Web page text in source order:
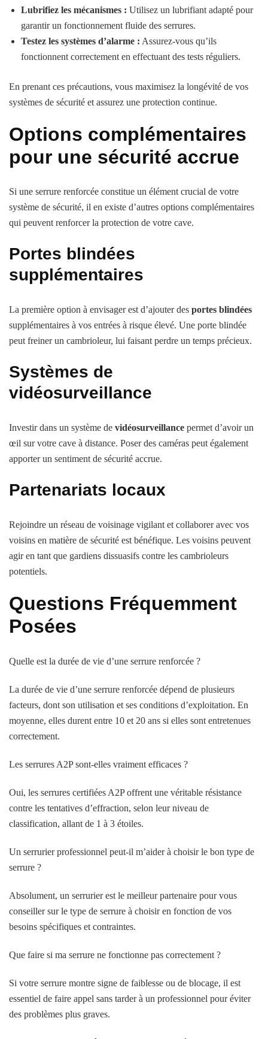
Lubrifiez les mécanismes : Utilisez un lubrifiant adapté pour
garantir un fonctionnement fluide des serrures.
Testez les systèmes d’alarme : Assurez-vous qu’ils
fonctionnent correctement en effectuant des tests réguliers.
En prenant ces précautions, vous maximisez la longévité de vos
systèmes de sécurité et assurez une protection continue.
Options complémentaires
pour une sécurité accrue
Si une serrure renforcée constitue un élément crucial de votre
système de sécurité, il en existe d’autres options complémentaires
qui peuvent renforcer la protection de votre cave.
Portes blindées
supplémentaires
La première option à envisager est d’ajouter des portes blindées
supplémentaires à vos entrées à risque élevé. Une porte blindée
peut freiner un cambrioleur, lui faisant perdre un temps précieux.
Systèmes de
vidéosurveillance
Investir dans un système de vidéosurveillance permet d’avoir un
œil sur votre cave à distance. Poser des caméras peut également
apporter un sentiment de sécurité accrue.
Partenariats locaux
Rejoindre un réseau de voisinage vigilant et collaborer avec vos
voisins en matière de sécurité est bénéfique. Les voisins peuvent
agir en tant que gardiens dissuasifs contre les cambrioleurs
potentiels.
Questions Fréquemment
Posées
Quelle est la durée de vie d’une serrure renforcée ?
La durée de vie d’une serrure renforcée dépend de plusieurs
facteurs, dont son utilisation et ses conditions d’exploitation. En
moyenne, elles durent entre 10 et 20 ans si elles sont entretenues
correctement.
Les serrures A2P sont-elles vraiment efficaces ?
Oui, les serrures certifiées A2P offrent une véritable résistance
contre les tentatives d’effraction, selon leur niveau de
classification, allant de 1 à 3 étoiles.
Un serrurier professionnel peut-il m’aider à choisir le bon type de
serrure ?
Absolument, un serrurier est le meilleur partenaire pour vous
conseiller sur le type de serrure à choisir en fonction de vos
besoins spécifiques et contraintes.
Que faire si ma serrure ne fonctionne pas correctement ?
Si votre serrure montre signe de faiblesse ou de blocage, il est
essentiel de faire appel sans tarder à un professionnel pour éviter
des problèmes plus graves.